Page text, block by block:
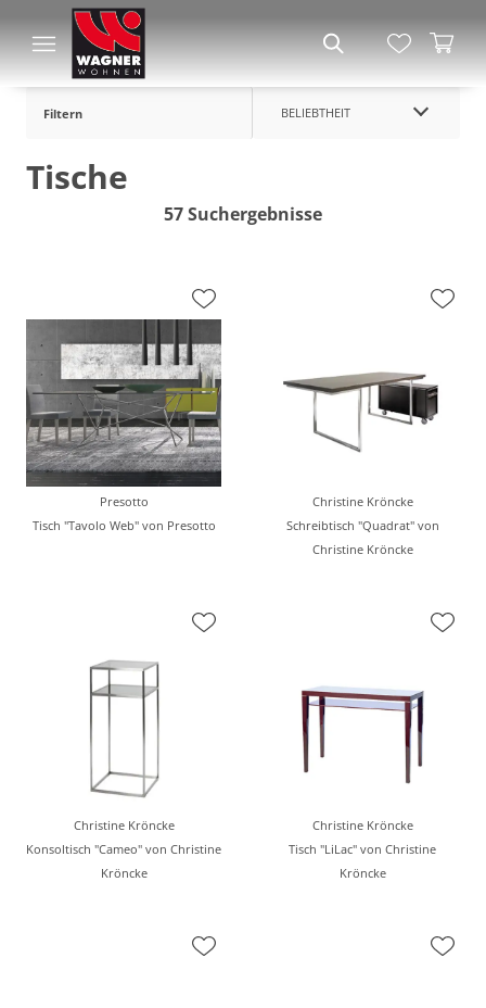
Filtern BELIEBTHEIT
Tische
57 Suchergebnisse
Presotto
Tisch "Tavolo Web" von Presotto
Christine Kröncke
Schreibtisch "Quadrat" von
Christine Kröncke
Christine Kröncke
Konsoltisch "Cameo" von Christine
Kröncke
Christine Kröncke
Tisch "LiLac" von Christine
Kröncke